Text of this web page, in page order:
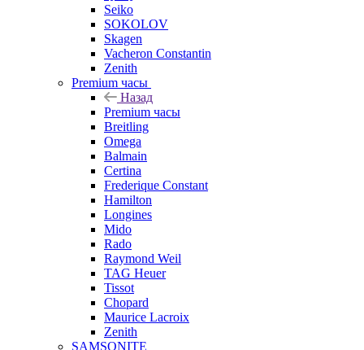
Seiko
SOKOLOV
Skagen
Vacheron Constantin
Zenith
Premium часы
Назад
Premium часы
Breitling
Omega
Balmain
Certina
Frederique Constant
Hamilton
Longines
Mido
Rado
Raymond Weil
TAG Heuer
Tissot
Chopard
Maurice Lacroix
Zenith
SAMSONITE